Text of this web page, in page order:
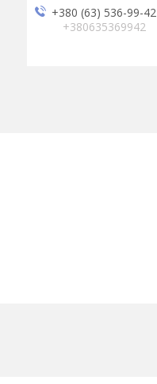
+380 (63) 536-99-42
+380635369942